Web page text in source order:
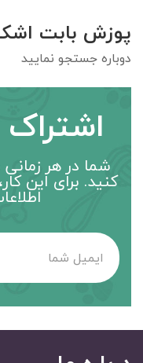
پوزش بابت
دوباره جستجو نمایید
اشتراک
شما در هر زمانی
کنید. برای این